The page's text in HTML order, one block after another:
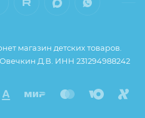
магазин детских товаров.
Д.В. ИНН 231294988242